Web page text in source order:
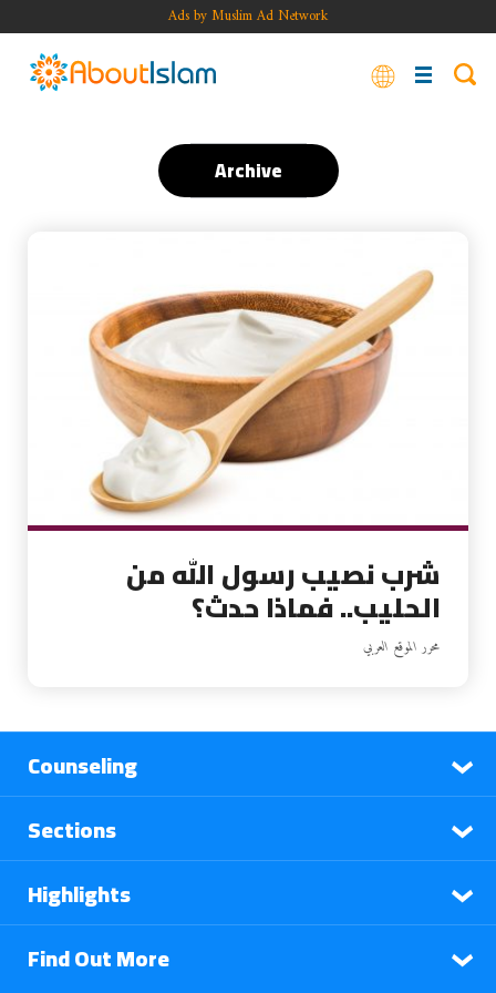
Ads by Muslim Ad Network
Archive
شرب نصيب رسول الله من
الحليب.. فماذا حدث؟
محرر الموقع العربي
Counseling
Sections
Highlights
Find Out More